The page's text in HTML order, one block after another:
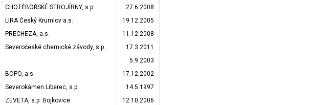
CHOTĚBOŘSKÉ STROJÍRNY, s.p.
27.6.2008
LIRA Český Krumlov a.s.
19.12.2005
PRECHEZA, a.s.
11.12.2008
Severočeské chemické závody, s.p.
17.3.2011
5.9.2003
BOPO, a.s.
17.12.2002
Severokámen Liberec, s.p.
14.5.1997
ZEVETA, s.p. Bojkovice
12.10.2006